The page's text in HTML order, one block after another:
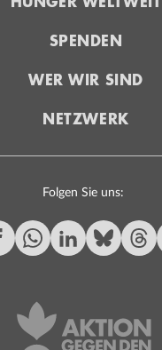
SPENDEN
WER WIR SIND
NETZWERK
Folgen Sie uns: